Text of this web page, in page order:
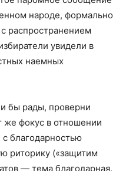
народе, формально
распространением
увидели в
наемных
бы рады, проверни
же фокус в отношении
благодарностью
риторику («защитим
— тема благодарная.